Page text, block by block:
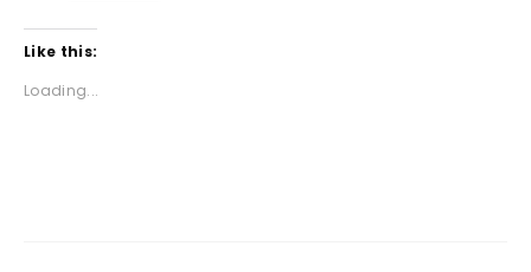
Like this:
Loading...